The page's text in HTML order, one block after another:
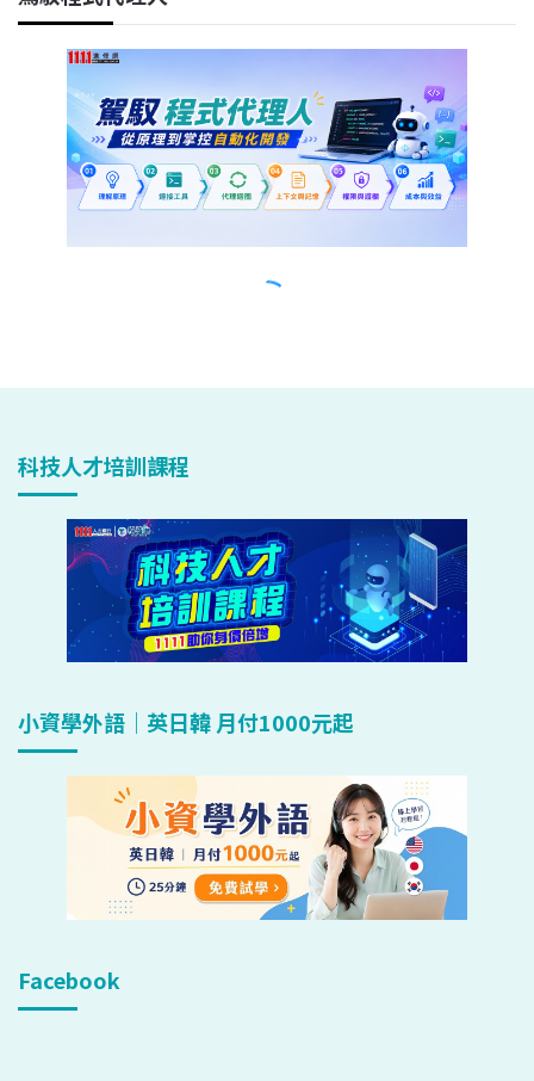
科技人才培訓課程
小資學外語｜英日韓 月付1000元起
Facebook